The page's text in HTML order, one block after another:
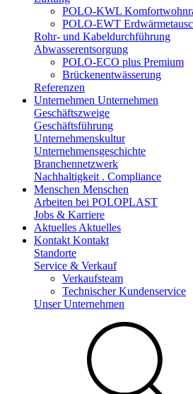
POLO-KWL
POLO-EWT
Rohr- und Kabeldurchführung
Abwasserentsorgung
POLO-ECO plus Premium
Brückenentwässerung
Referenzen
Unternehmen Unternehmen
Geschäftszweige
Geschäftsführung
Unternehmenskultur
Unternehmensgeschichte
Branchennetzwerk
Nachhaltigkeit . Compliance
Menschen Menschen
Arbeiten bei POLOPLAST
Jobs & Karriere
Aktuelles Aktuelles
Kontakt Kontakt
Standorte
Service & Verkauf
Verkaufsteam
Technischer Kundenservice
Unser Unternehmen